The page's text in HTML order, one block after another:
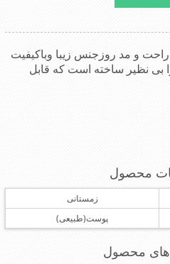
و مد روزجنس زیبا وباکیفیت
بی نظیر ساخته است که قابل
محصول
زمستانی
پوست(طبیعی)
محصول